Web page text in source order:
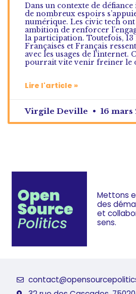
Dans un contexte de
de nombreux espoirs
numérique. Les civic tech
ambition de renforcer
la participation. Toutefois,
Françaises et Français
avec les usages de l’internet.
pourrait vite venir freiner le
Lire l'article »
Virgile Deville 16 mars
Mettons
des
et
sens.